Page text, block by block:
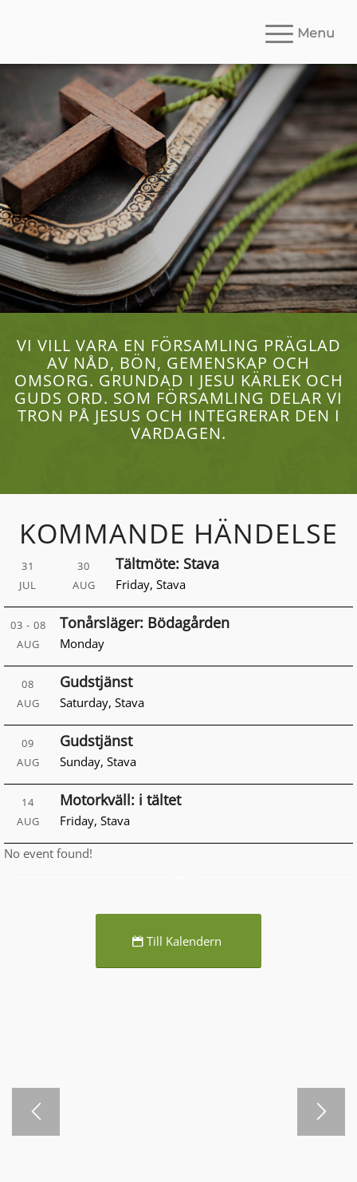
Menu
Välkommen
Alliansmissionen Ödeshög
VI VILL VARA EN FÖRSAMLING PRÄGLAD
AV NÅD, BÖN, GEMENSKAP OCH
OMSORG. GRUNDAD I JESU KÄRLEK OCH
GUDS ORD. SOM FÖRSAMLING DELAR VI
TRON PÅ JESUS OCH INTEGRERAR DEN I
VARDAGEN.
KOMMANDE HÄNDELSE
31
JUL
30
AUG
Tältmöte: Stava
Friday, Stava
03 - 08
AUG
Tonårsläger: Bödagården
Monday
08
AUG
Gudstjänst
Saturday, Stava
09
AUG
Gudstjänst
Sunday, Stava
14
AUG
Motorkväll: i tältet
Friday, Stava
No event found!
Till Kalendern